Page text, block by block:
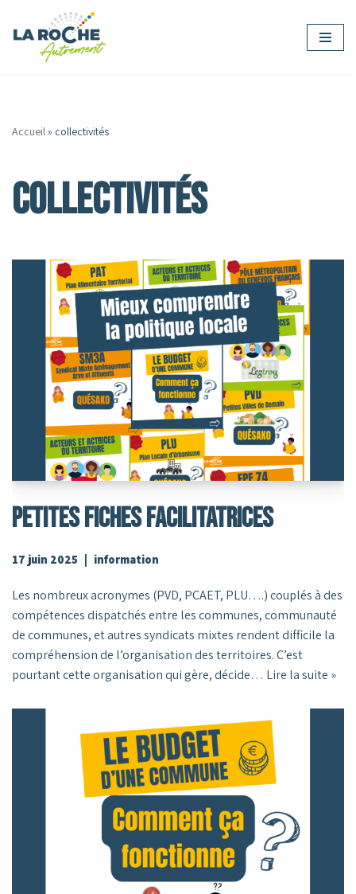
Aller
Accueil» collectivités
collectivités
Petites Fiches Facilitatrices
17 juin 2025 information
Les nombreux acronymes (PVD, PCAET, PLU….) couplés à des
compétences dispatchés entre les communes, communauté
de communes, et autres syndicats mixtes rendent difficile la
compréhension de l’organisation des territoires. C’est
pourtant cette organisation qui gère, décide… Lire la suite »